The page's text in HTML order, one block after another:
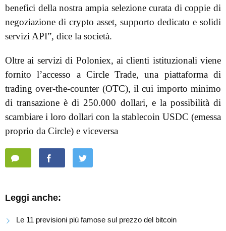
benefici della nostra ampia selezione curata di coppie di
negoziazione di crypto asset, supporto dedicato e solidi
servizi API”, dice la società.
Oltre ai servizi di Poloniex, ai clienti istituzionali viene
fornito l’accesso a Circle Trade, una piattaforma di
trading over-the-counter (OTC), il cui importo minimo
di transazione è di 250.000 dollari, e la possibilità di
scambiare i loro dollari con la stablecoin USDC (emessa
proprio da Circle) e viceversa
Leggi anche:
Le 11 previsioni più famose sul prezzo del bitcoin